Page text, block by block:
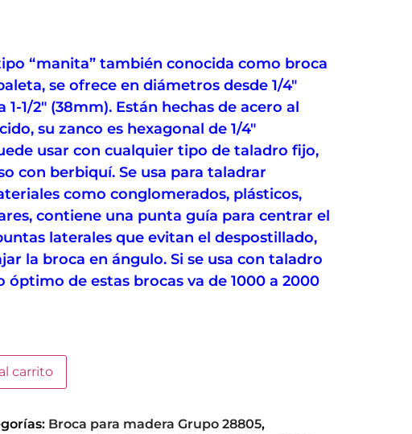
“manita” también conocida como broca
se ofrece en diámetros desde 1/4″
1-1/2″ (38mm). Están hechas de acero al
su zanco es hexagonal de 1/4″
usar con cualquier tipo de taladro fijo,
con berbiquí. Se usa para taladrar
como conglomerados, plásticos,
contiene una punta guía para centrar el
laterales que evitan el despostillado,
la broca en ángulo. Si se usa con taladro
óptimo de estas brocas va de 1000 a 2000
carrito
Broca para madera Grupo 28805,